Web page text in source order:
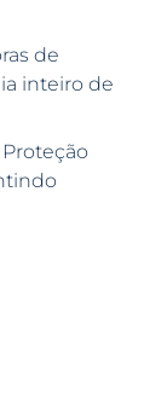
de
inteiro de
Proteção